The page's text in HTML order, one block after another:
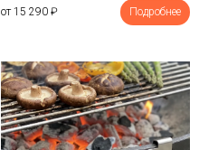
от 15 290 ₽ Подробнее